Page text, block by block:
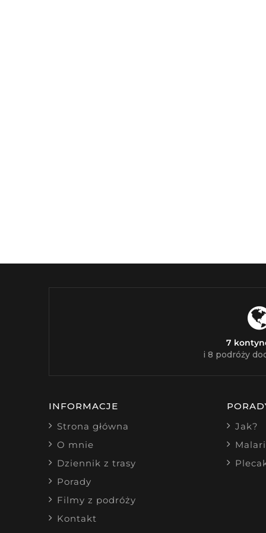
7
i 8 podróży
INFORMACJE
Strona główna
O mnie
Dziennik z trasy
Porady
Filmy z podróży
Kontakt
Jak?